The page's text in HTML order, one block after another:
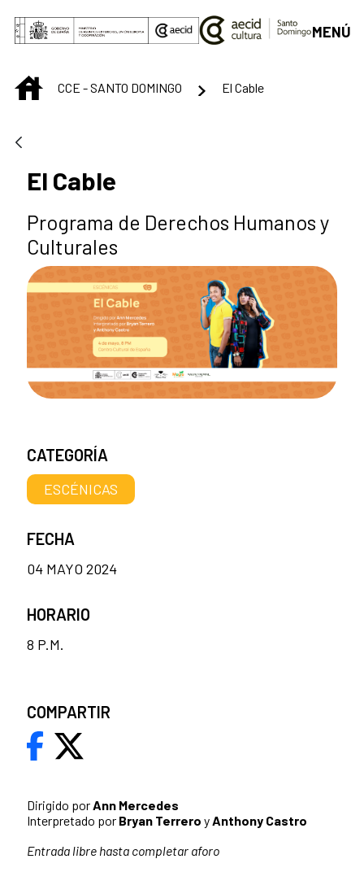
Saltar al contenido principal
MENÚ
INICIOCCE - SANTO DOMINGO El Cable
El Cable
Programa de Derechos Humanos y
Culturales
Dirigido porAnn Mercedes
Interpretado por Bryan Terrero yAnthony Castro
Entrada libre hasta completar aforo
CATEGORÍA
ESCÉNICAS
FECHA
04 MAYO 2024
HORARIO
8 P.M.
COMPARTIR